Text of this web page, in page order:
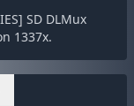
SD DLMux
1337x.